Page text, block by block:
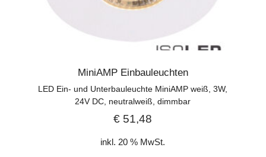
MiniAMP Einbauleuchten
LED Ein- und Unterbauleuchte MiniAMP weiß, 3W,
24V DC, neutralweiß, dimmbar
€ 51,48
inkl. 20 % MwSt.